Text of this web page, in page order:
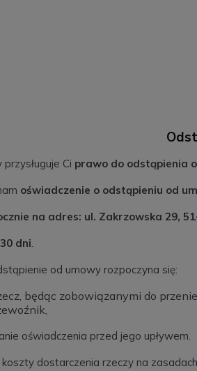
Ci prawo do odstąpienia
oświadczenie o odstąpieniu od
na adres: ul. Zakrzowska 29,
30 dni.
od umowy rozpoczyna się:
będąc zobowiązanymi do
oświadczenia przed jego upływem.
dostarczenia rzeczy na